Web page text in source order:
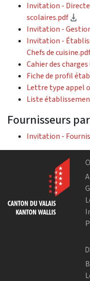
Invitation -
scolaires.pdf
Invitation -
Invitation -
Chefs de
Cahier des
Fiche de profil
Lettre type appel
Liste
Fournisseurs
Invitation -